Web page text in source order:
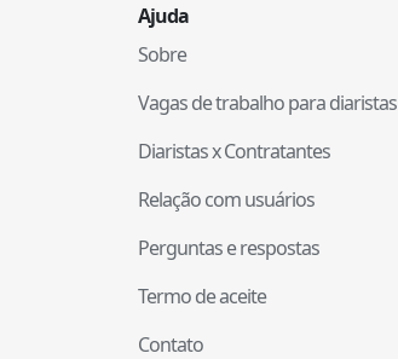
Ajuda
Sobre
Vagas de trabalho para diaristas
Diaristas x Contratantes
Relação com usuários
Perguntas e respostas
Termo de aceite
Contato